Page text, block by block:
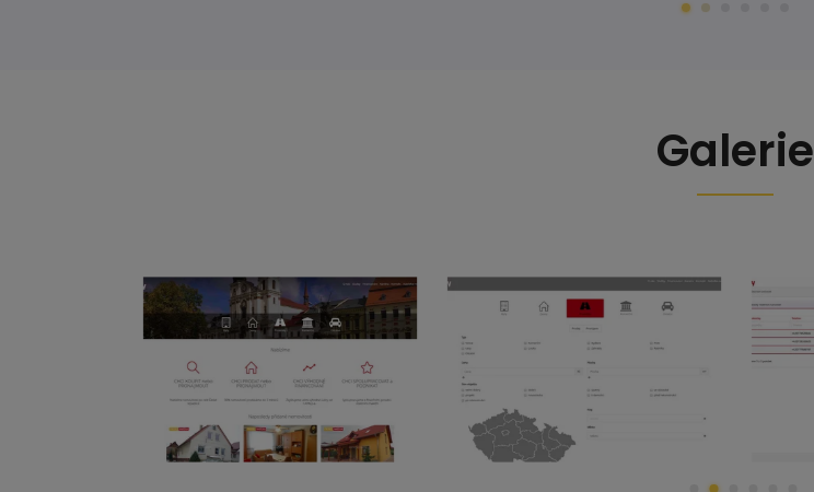
Galerie